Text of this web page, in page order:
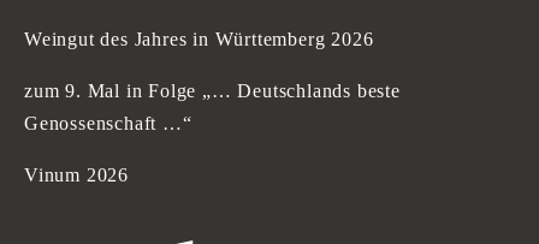
Weingut des Jahres in Württemberg 2026
zum 9. Mal in Folge „… Deutschlands beste
Genossenschaft …“
Vinum 2026